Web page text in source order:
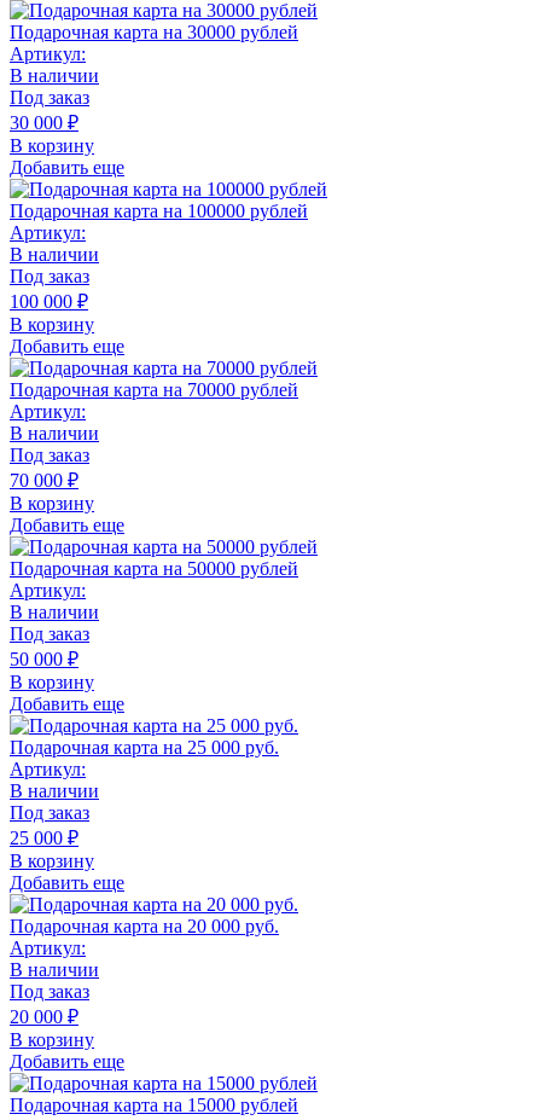
Подарочная карта на 30000 рублей
Артикул:
В наличии
Под заказ
30 000 ₽
В корзину
Добавить еще
Подарочная карта на 100000 рублей
Артикул:
В наличии
Под заказ
100 000 ₽
В корзину
Добавить еще
Подарочная карта на 70000 рублей
Артикул:
В наличии
Под заказ
70 000 ₽
В корзину
Добавить еще
Подарочная карта на 50000 рублей
Артикул:
В наличии
Под заказ
50 000 ₽
В корзину
Добавить еще
Подарочная карта на 25 000 руб.
Артикул:
В наличии
Под заказ
25 000 ₽
В корзину
Добавить еще
Подарочная карта на 20 000 руб.
Артикул:
В наличии
Под заказ
20 000 ₽
В корзину
Добавить еще
Подарочная карта на 15000 рублей